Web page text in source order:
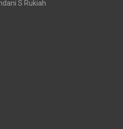
S Rukiah